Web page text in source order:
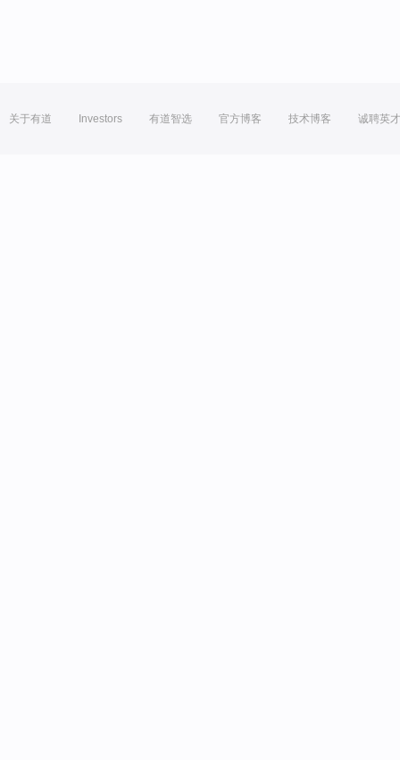
关于有道 Investors 有道智选 官方博客 技术博客 诚聘英才